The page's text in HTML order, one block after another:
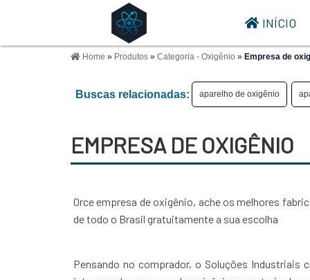
INÍCIO
Home » Produtos » Categoria - Oxigênio » Empresa de
Buscas relacionadas: aparelho de oxigênio
EMPRESA DE OXIGÊNIO
Orce empresa de oxigênio, ache os melhores
de todo o Brasil gratuitamente a sua escolha
Pensando no comprador, o Soluções Industriais